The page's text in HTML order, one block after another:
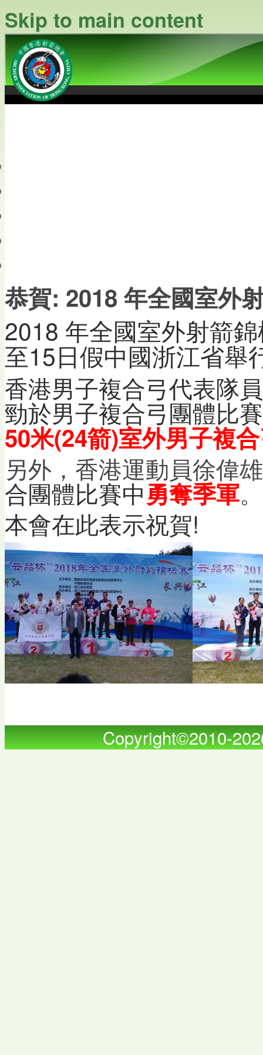
Skip to main content
恭賀: 2018 年全國室外
2018 年全國室外射箭
至15日假中國浙江省舉
香港男子複合弓代表隊員
勁於男子複合弓團體比
50米(24箭)室外男子複
另外，香港運動員徐偉
合團體比賽中勇奪季軍。
本會在此表示祝賀!
Copyright©2010-